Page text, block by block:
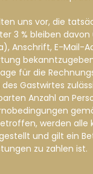
uns vor, die
3 % bleiben
Anschrift, E-
für die
Gastwirtes
Anzahl an
werden
und gilt ein
zu zahlen ist.